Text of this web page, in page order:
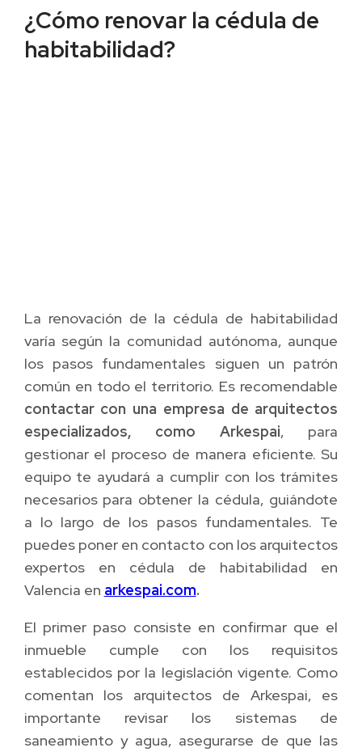
¿Cómo renovar la cédula de
habitabilidad?
La renovación de la cédula de habitabilidad
varía según la comunidad autónoma, aunque
los pasos fundamentales siguen un patrón
común en todo el territorio. Es recomendable
contactar con una empresa de arquitectos
especializados, como Arkespai, para
gestionar el proceso de manera eficiente. Su
equipo te ayudará a cumplir con los trámites
necesarios para obtener la cédula, guiándote
a lo largo de los pasos fundamentales. Te
puedes poner en contacto con los arquitectos
expertos en cédula de habitabilidad en
Valencia en arkespai.com.
El primer paso consiste en confirmar que el
inmueble cumple con los requisitos
establecidos por la legislación vigente. Como
comentan los arquitectos de Arkespai, es
importante revisar los sistemas de
saneamiento y agua, asegurarse de que las